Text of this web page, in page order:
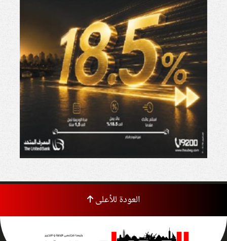
العودة للأعلى